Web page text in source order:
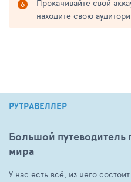
Прокачивайте свой
находите свою
РУТРАВЕЛЛЕР
Большой путеводитель
мира
У нас есть всё, из чего